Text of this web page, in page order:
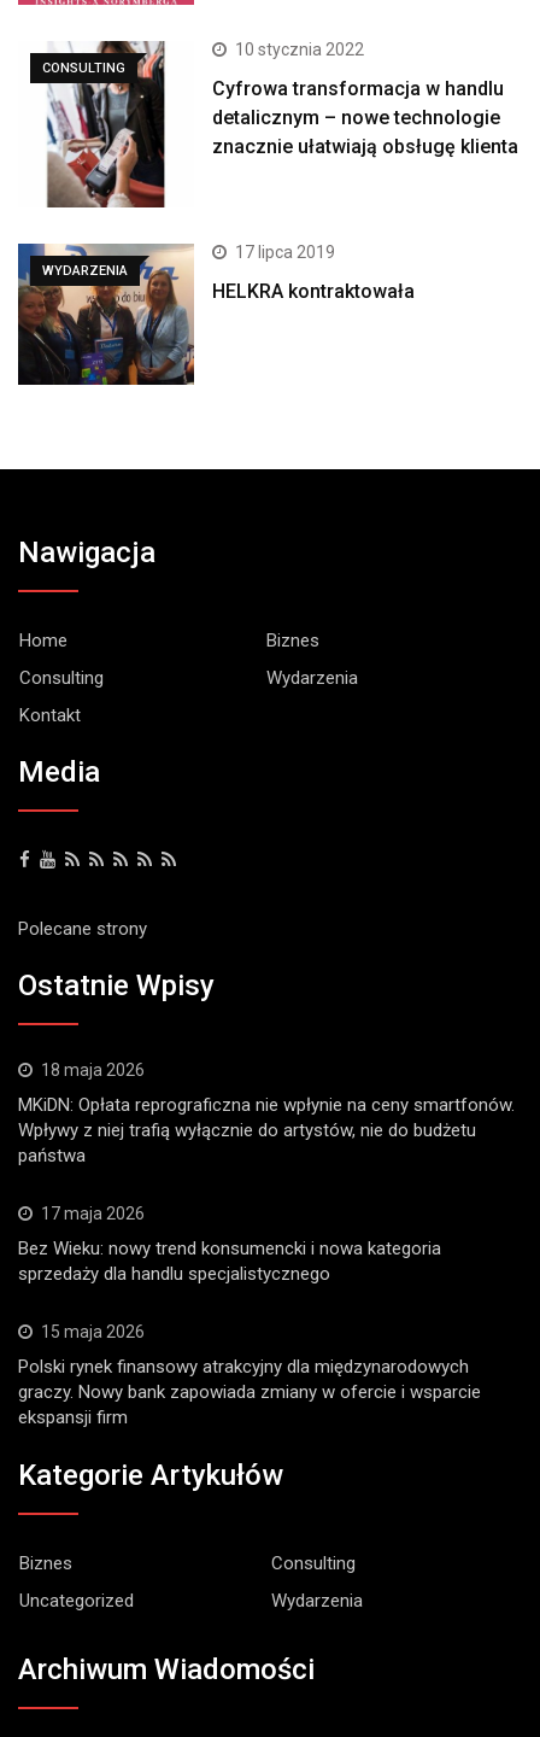
CONSULTING
10 stycznia 2022
Cyfrowa transformacja w handlu
detalicznym – nowe technologie
znacznie ułatwiają obsługę klienta
WYDARZENIA
17 lipca 2019
HELKRA kontraktowała
Nawigacja
Home
Biznes
Consulting
Wydarzenia
Kontakt
Media
Polecane strony
Ostatnie Wpisy
18 maja 2026
MKiDN: Opłata reprograficzna nie wpłynie na ceny smartfonów.
Wpływy z niej trafią wyłącznie do artystów, nie do budżetu
państwa
17 maja 2026
Bez Wieku: nowy trend konsumencki i nowa kategoria
sprzedaży dla handlu specjalistycznego
15 maja 2026
Polski rynek finansowy atrakcyjny dla międzynarodowych
graczy. Nowy bank zapowiada zmiany w ofercie i wsparcie
ekspansji firm
Kategorie Artykułów
Biznes
Consulting
Uncategorized
Wydarzenia
Archiwum Wiadomości